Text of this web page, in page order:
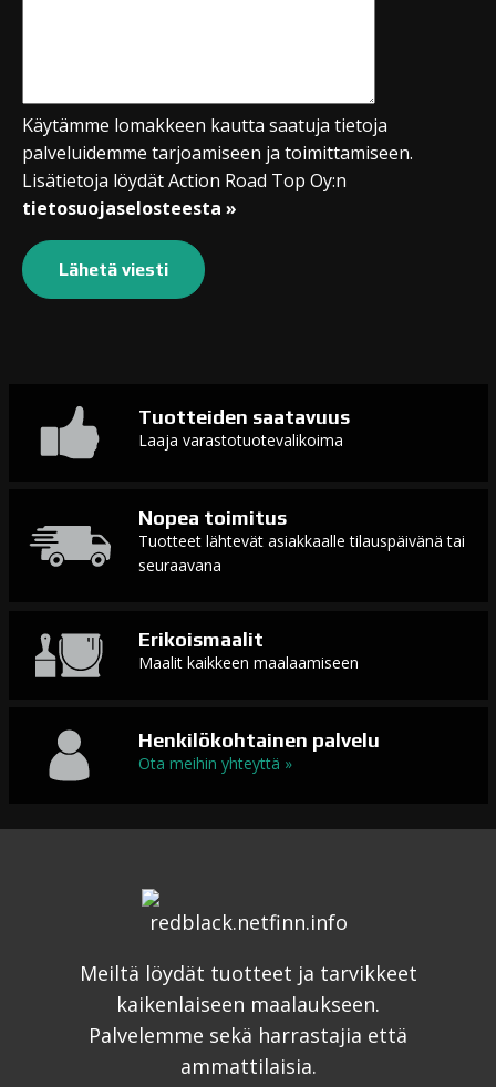
Käytämme lomakkeen kautta saatuja tietoja
palveluidemme tarjoamiseen ja toimittamiseen.
Lisätietoja löydät Action Road Top Oy:n
tietosuojaselosteesta »
Tuotteiden saatavuus
Laaja varastotuotevalikoima
Nopea toimitus
Tuotteet lähtevät asiakkaalle tilauspäivänä tai
seuraavana
Erikoismaalit
Maalit kaikkeen maalaamiseen
Henkilökohtainen palvelu
Ota meihin yhteyttä »
Meiltä löydät tuotteet ja tarvikkeet
kaikenlaiseen maalaukseen.
Palvelemme sekä harrastajia että
ammattilaisia.